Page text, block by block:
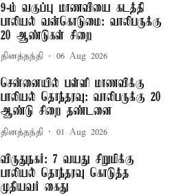
9-ம் வகுப்பு மாணவியை கடத்தி
பாலியல் வன்கொடுமை: வாலிபருக்கு
20 ஆண்டுகள் சிறை
தினத்தந்தி 06 Aug 2026
சென்னையில் பள்ளி மாணவிக்கு
பாலியல் தொந்தரவு: வாலிபருக்கு 20
ஆண்டு சிறை தண்டனை
தினத்தந்தி 01 Aug 2026
விருதுநகர்: 7 வயது சிறுமிக்கு
பாலியல் தொந்தரவு கொடுத்த
முதியவர் கைது